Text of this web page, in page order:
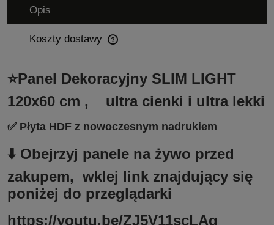
Opis
Koszty dostawy
Cena nie zawiera ewentualnych kosztów płatności
⭐Panel Dekoracyjny SLIM LIGHT
120x60 cm , ultra cienki i ultra lekki
✅ Płyta HDF z nowoczesnym nadrukiem
⬇️ Obejrzyj panele na żywo przed
zakupem, wklej link znajdujący się
poniżej do przeglądarki
https://youtu.be/ZJ5V11scLAg